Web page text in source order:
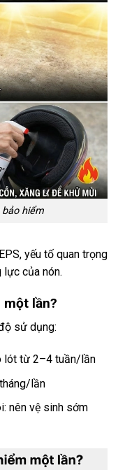
hiểm
yếu tố quan trọng
lực của nón.
một lần?
sử dụng:
lót từ 2–4 tuần/lần
lần
nên vệ sinh sớm